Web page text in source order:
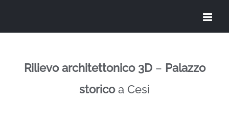
Rilievo architettonico 3D– Palazzo
storicoa Cesi